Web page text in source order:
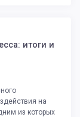
итоги и
на
из которых